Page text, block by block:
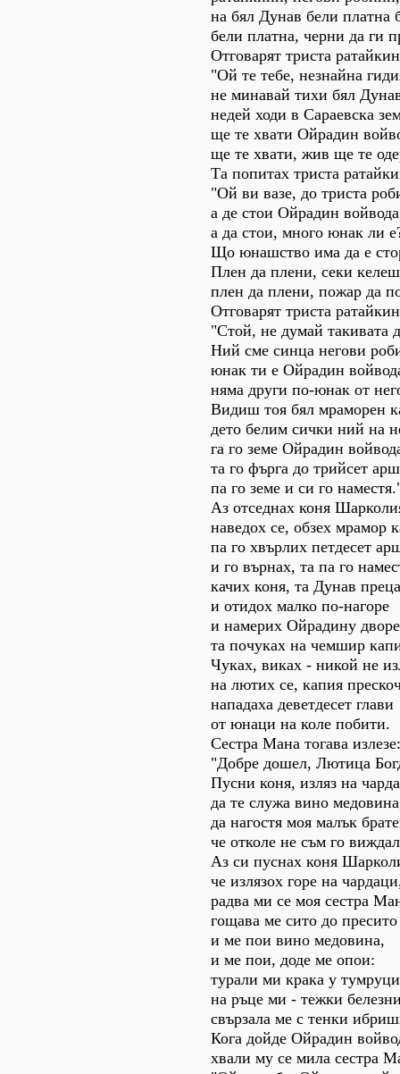
на бял Дунав бели платна
бели платна, черни да ги
Отговарят триста
"Ой те тебе, незнайна
не минавай тихи бял
недей ходи в Сараевска
ще те хвати Ойрадин
ще те хвати, жив ще те
Та попитах триста
"Ой ви вазе, до триста
а де стои Ойрадин
а да стои, много юнак ли
Що юнашство има да е
Плен да плени, секи
плен да плени, пожар да
Отговарят триста
"Стой, не думай такивата
Ний сме синца негови
юнак ти е Ойрадин
няма други по-юнак от
Видиш тоя бял мраморен
дето белим сички ний на
га го земе Ойрадин
та го фърга до трийсет
па го земе и си го
Аз отседнах коня
наведох се, обзех мрамор
па го хвърлих петдесет
и го върнах, та па го
качих коня, та Дунав
и отидох малко по-нагоре
и намерих Ойрадину
та почуках на чемшир
Чуках, виках - никой не
на лютих се, капия
нападаха деветдесет глави
от юнаци на коле побити.
Сестра Мана тогава излезе:
"Добре дошел, Лютица
Пусни коня, изляз на
да те служа вино
да нагостя моя малък
че отколе не съм го
Аз си пуснах коня
че излязох горе на
радва ми се моя сестра
гощава ме сито до пресито
и ме пои вино медовина,
и ме пои, доде ме опои:
турали ми крака у
на ръце ми - тежки
свързала ме с тенки
Кога дойде Ойрадин
хвали му се мила сестра